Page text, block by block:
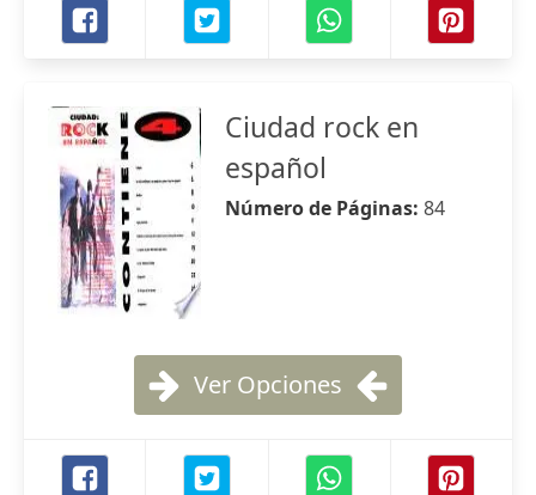
Ciudad rock en
español
Número de Páginas: 84
Ver Opciones